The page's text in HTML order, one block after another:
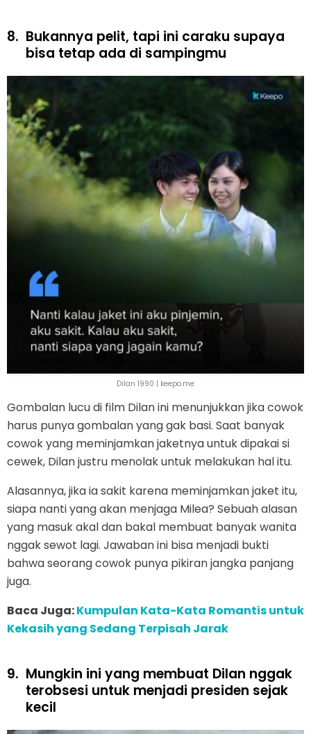
8. Bukannya pelit, tapi ini caraku supaya
bisa tetap ada di sampingmu
Dilan 1990 | keepo.me
Gombalan lucu di film Dilan ini menunjukkan jika cowok
harus punya gombalan yang gak basi. Saat banyak
cowok yang meminjamkan jaketnya untuk dipakai si
cewek, Dilan justru menolak untuk melakukan hal itu.
Alasannya, jika ia sakit karena meminjamkan jaket itu,
siapa nanti yang akan menjaga Milea? Sebuah alasan
yang masuk akal dan bakal membuat banyak wanita
nggak sewot lagi. Jawaban ini bisa menjadi bukti
bahwa seorang cowok punya pikiran jangka panjang
juga.
Baca Juga:Kumpulan Kata-Kata Romantis untuk
Kekasih yang Sedang Terpisah Jarak
9. Mungkin ini yang membuat Dilan nggak
terobsesi untuk menjadi presiden sejak
kecil